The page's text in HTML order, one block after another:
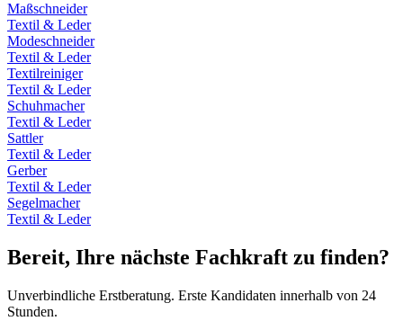
Maßschneider
Textil & Leder
Modeschneider
Textil & Leder
Textilreiniger
Textil & Leder
Schuhmacher
Textil & Leder
Sattler
Textil & Leder
Gerber
Textil & Leder
Segelmacher
Textil & Leder
Bereit, Ihre nächste Fachkraft zu finden?
Unverbindliche Erstberatung. Erste Kandidaten innerhalb von 24
Stunden.